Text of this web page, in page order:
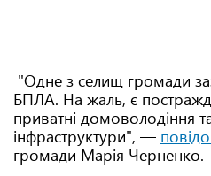
"Одне з селищ громади
БПЛА. На жаль, є
приватні домоволодіння
інфраструктури", —
громади Марія Черненко.